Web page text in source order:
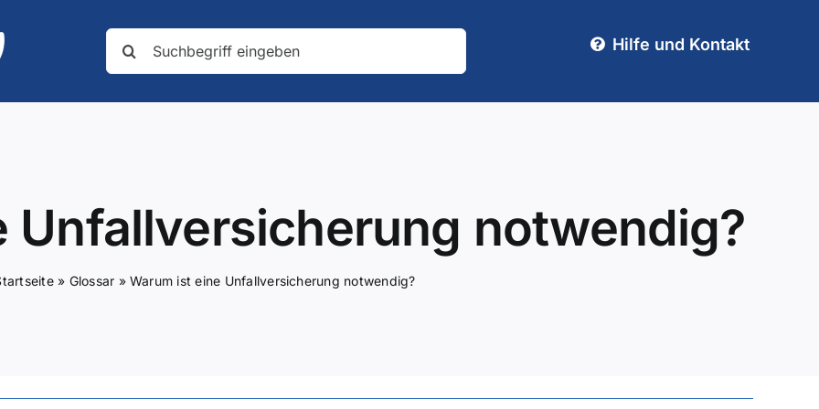
nach:
Hilfe und Kontakt
Unfallversicherung notwendig?
» Glossar » Warum ist eine Unfallversicherung notwendig?